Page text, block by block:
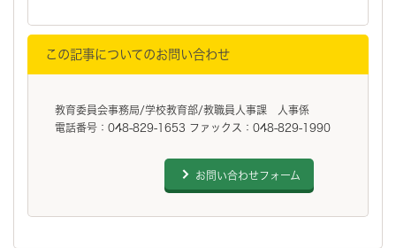
この記事についてのお問い合わせ
教育委員会事務局/学校教育部/教職員人事課 人事係
電話番号：048-829-1653 ファックス：048-829-1990
お問い合わせフォーム